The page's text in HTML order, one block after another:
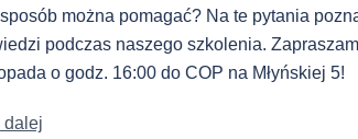
można pomagać? Na te pytania
podczas naszego szkolenia.
o godz. 16:00 do COP na Młyńskiej 5!
dalej